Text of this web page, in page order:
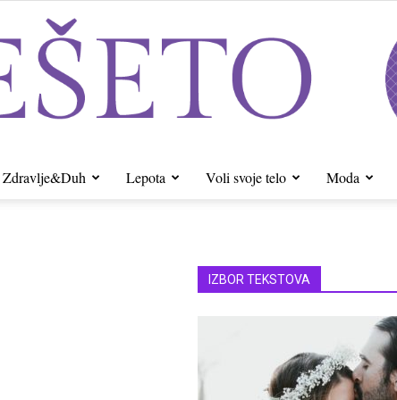
Zdravlje&Duh Lepota Voli svoje telo Moda
IZBOR TEKSTOVA